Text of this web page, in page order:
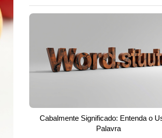
Cabalmente Significado: Entenda o
Palavra